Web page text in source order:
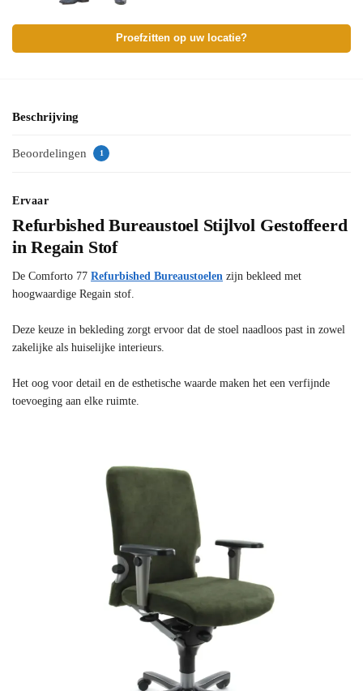
Proefzitten op uw locatie?
Beschrijving
Beoordelingen 1
Ervaar
Refurbished Bureaustoel Stijlvol Gestoffeerd
in Regain Stof
De Comforto 77 Refurbished Bureaustoelen zijn bekleed met
hoogwaardige Regain stof.
Deze keuze in bekleding zorgt ervoor dat de stoel naadloos past in zowel
zakelijke als huiselijke interieurs.
Het oog voor detail en de esthetische waarde maken het een verfijnde
toevoeging aan elke ruimte.